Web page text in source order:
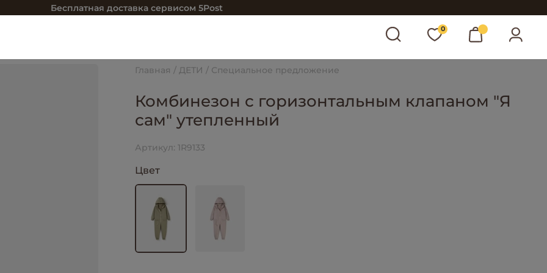
Бесплатная доставка сервисом 5Post
0
Главная ДЕТИ Специальное предложение
Комбинезон с горизонтальным клапаном "Я
сам" утепленный
Артикул: 1R9133
Цвет